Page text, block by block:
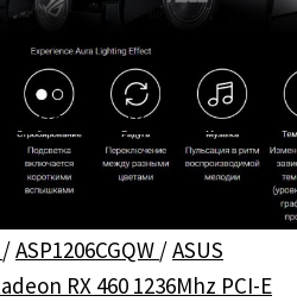
ROG STRIX Radeon RX
/ASP1206CGQW /ASUS
RX 460 1236Mhz PCI-E